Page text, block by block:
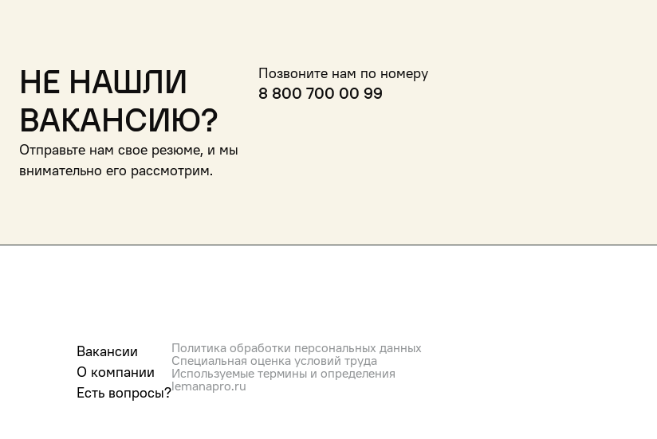
Не нашли
вакансию?
Отправьте нам свое резюме, и мы
внимательно его рассмотрим.
Позвоните нам по номеру
8 800 700 00 99
Вакансии
О компании
Есть вопросы?
Политика обработки персональных данных
Специальная оценка условий труда
Используемые термины и определения
lemanapro.ru